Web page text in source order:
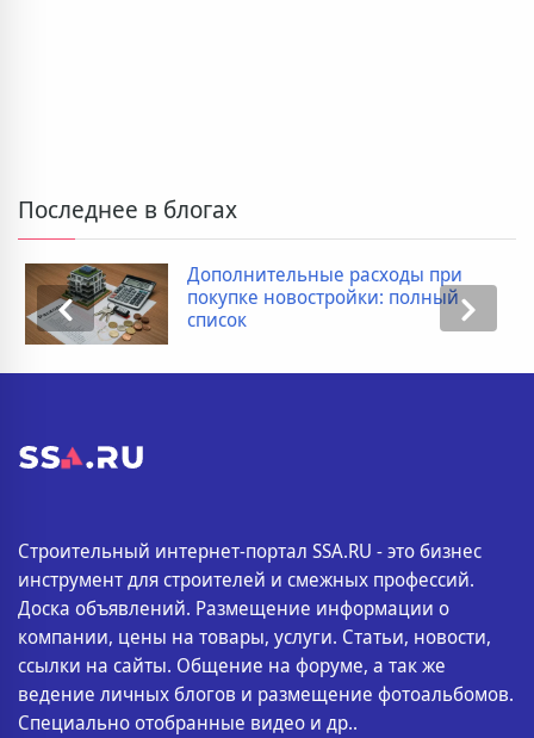
Последнее в блогах
Дополнительные расходы при
покупке новостройки: полный
список
Строительный интернет-портал SSA.RU - это бизнес
инструмент для строителей и смежных профессий.
Доска объявлений. Размещение информации о
компании, цены на товары, услуги. Статьи, новости,
ссылки на сайты. Общение на форуме, а так же
ведение личных блогов и размещение фотоальбомов.
Специально отобранные видео и др..